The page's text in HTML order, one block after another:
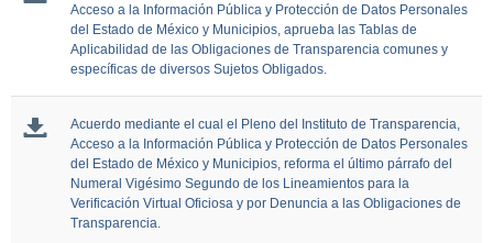
Acceso a la Información Pública y Protección de Datos Personales
del Estado de México y Municipios, aprueba las Tablas de
Aplicabilidad de las Obligaciones de Transparencia comunes y
específicas de diversos Sujetos Obligados.
Acuerdo mediante el cual el Pleno del Instituto de Transparencia,
Acceso a la Información Pública y Protección de Datos Personales
del Estado de México y Municipios, reforma el último párrafo del
Numeral Vigésimo Segundo de los Lineamientos para la
Verificación Virtual Oficiosa y por Denuncia a las Obligaciones de
Transparencia.